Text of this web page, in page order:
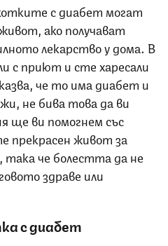
с диабет могат
ако получават
лекарство у дома. В
с приют и сте харесали
че то има диабет и
не бива това да ви
ще ви помогнем със
прекрасен живот за
че болестта да не
здраве или
с диабет